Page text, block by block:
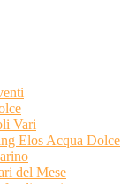
Vari
Elos Acqua Dolce
del Mese